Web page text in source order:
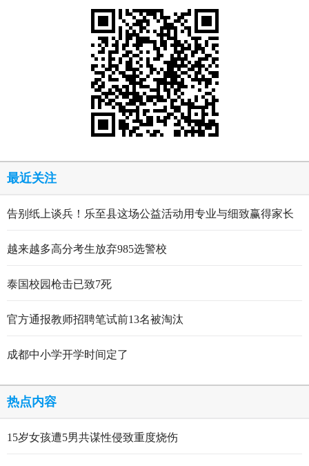
最近关注
告别纸上谈兵！乐至县这场公益活动用专业与细致赢得家长
越来越多高分考生放弃985选警校
泰国校园枪击已致7死
官方通报教师招聘笔试前13名被淘汰
成都中小学开学时间定了
热点内容
15岁女孩遭5男共谋性侵致重度烧伤